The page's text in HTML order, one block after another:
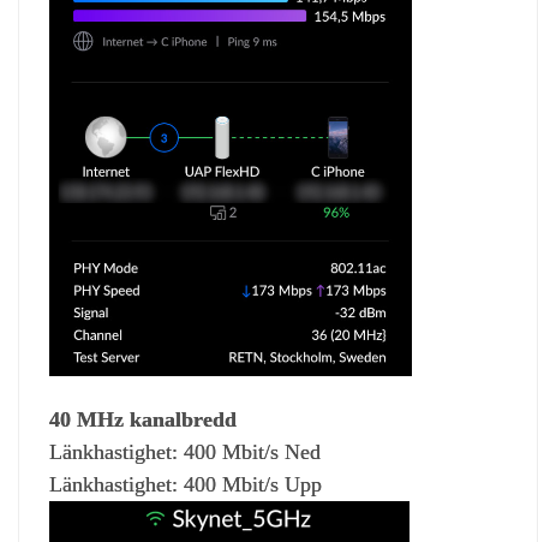
40 MHz kanalbredd
Länkhastighet: 400 Mbit/s Ned
Länkhastighet: 400 Mbit/s Upp